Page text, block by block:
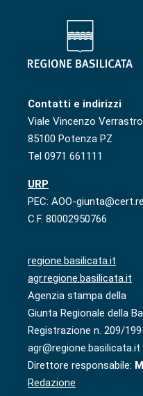
Contatti e indirizzi
Viale Vincenzo
85100 Potenza PZ
Tel 0971 661111
URP
PEC: AOO-
C.F. 80002950766
regione.basilicata.it
agr.regione.basilicata.it
Agenzia stampa della
Giunta Regionale della
Registrazione n. 209/
agr@regione.basilicata.it
Direttore responsabile:
Redazione